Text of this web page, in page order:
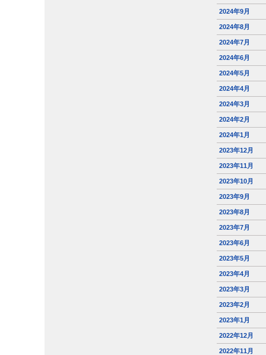
2024年9月
2024年8月
2024年7月
2024年6月
2024年5月
2024年4月
2024年3月
2024年2月
2024年1月
2023年12月
2023年11月
2023年10月
2023年9月
2023年8月
2023年7月
2023年6月
2023年5月
2023年4月
2023年3月
2023年2月
2023年1月
2022年12月
2022年11月